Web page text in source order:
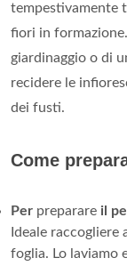
tempestivamente
fiori in
giardinaggio o di
recidere le
dei fusti.
Come
Per preparare il
Ideale raccogliere
foglia. Lo laviamo